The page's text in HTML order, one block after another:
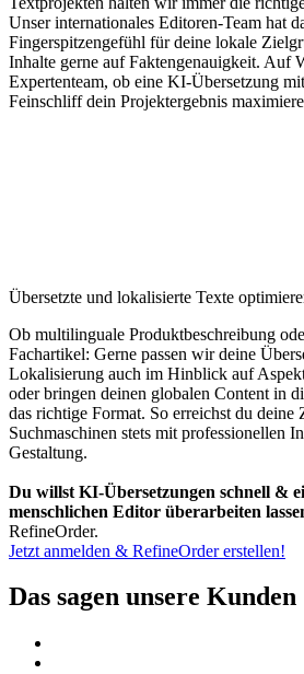
Unser internationales Editoren-Team hat
Fingerspitzengefühl für deine lokale
Inhalte gerne auf Faktengenauigkeit. Auf
Expertenteam, ob eine KI-Übersetzung
Feinschliff dein Projektergebnis
Übersetzte und lokalisierte Texte
Ob multilinguale Produktbeschreibung
Fachartikel: Gerne passen wir deine
Lokalisierung auch im Hinblick auf
oder bringen deinen globalen Content in
das richtige Format. So erreichst du deine
Suchmaschinen stets mit professionellen
Gestaltung.
Du willst KI-Übersetzungen schnell &
menschlichen Editor überarbeiten
RefineOrder.
Jetzt anmelden & RefineOrder erstellen!
Das sagen unsere Kunden